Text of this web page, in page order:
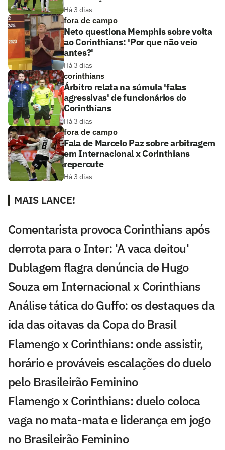
Há 3 dias
fora de campo
Neto questiona Memphis sobre volta
ao Corinthians: 'Por que não veio
antes?'
Há 3 dias
corinthians
Árbitro relata na súmula 'falas
agressivas' de funcionários do
Corinthians
Há 3 dias
fora de campo
Fala de Marcelo Paz sobre arbitragem
em Internacional x Corinthians
repercute
Há 3 dias
MAIS LANCE!
Comentarista provoca Corinthians após
derrota para o Inter: 'A vaca deitou'
Dublagem flagra denúncia de Hugo
Souza em Internacional x Corinthians
Análise tática do Guffo: os destaques da
ida das oitavas da Copa do Brasil
Flamengo x Corinthians: onde assistir,
horário e prováveis escalações do duelo
pelo Brasileirão Feminino
Flamengo x Corinthians: duelo coloca
vaga no mata-mata e liderança em jogo
no Brasileirão Feminino